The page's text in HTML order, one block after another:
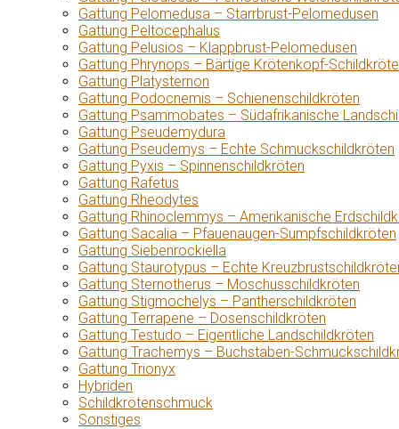
Gattung Pelomedusa – Starrbrust-Pelomedusen
Gattung Peltocephalus
Gattung Pelusios – Klappbrust-Pelomedusen
Gattung Phrynops – Bärtige Krötenkopf-
Gattung Platysternon
Gattung Podocnemis – Schienenschildkröten
Gattung Psammobates – Südafrikanische
Gattung Pseudemydura
Gattung Pseudemys – Echte Schmuckschildkröten
Gattung Pyxis – Spinnenschildkröten
Gattung Rafetus
Gattung Rheodytes
Gattung Rhinoclemmys – Amerikanische
Gattung Sacalia – Pfauenaugen-Sumpfschildkröten
Gattung Siebenrockiella
Gattung Staurotypus – Echte
Gattung Sternotherus – Moschusschildkröten
Gattung Stigmochelys – Pantherschildkröten
Gattung Terrapene – Dosenschildkröten
Gattung Testudo – Eigentliche Landschildkröten
Gattung Trachemys – Buchstaben-
Gattung Trionyx
Hybriden
Schildkrötenschmuck
Sonstiges